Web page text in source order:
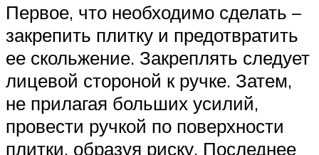
Первое, что необходимо сделать –
закрепить плитку и предотвратить
ее скольжение. Закреплять следует
лицевой стороной к ручке. Затем,
не прилагая больших усилий,
провести ручкой по поверхности
плитки, образуя риску. Последнее